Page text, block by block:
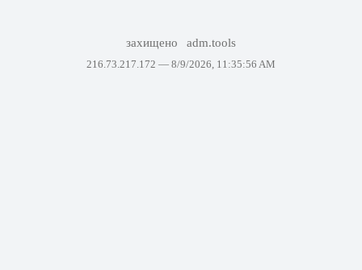
захищено adm.tools
216.73.217.172 — 8/9/2026, 11:35:56 AM